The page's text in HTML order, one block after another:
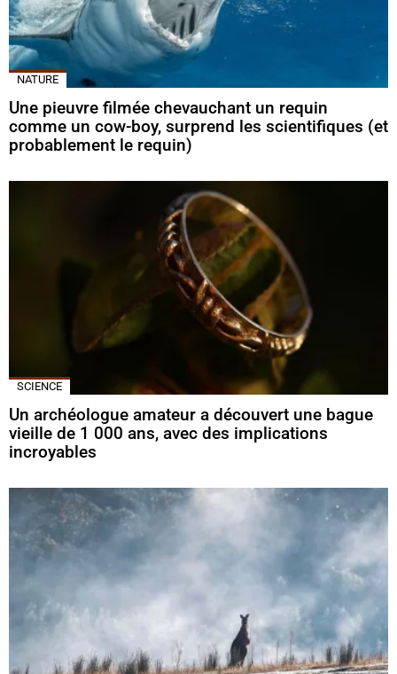
NATURE
Une pieuvre filmée chevauchant un requin
comme un cow-boy, surprend les scientifiques (et
probablement le requin)
SCIENCE
Un archéologue amateur a découvert une bague
vieille de 1 000 ans, avec des implications
incroyables